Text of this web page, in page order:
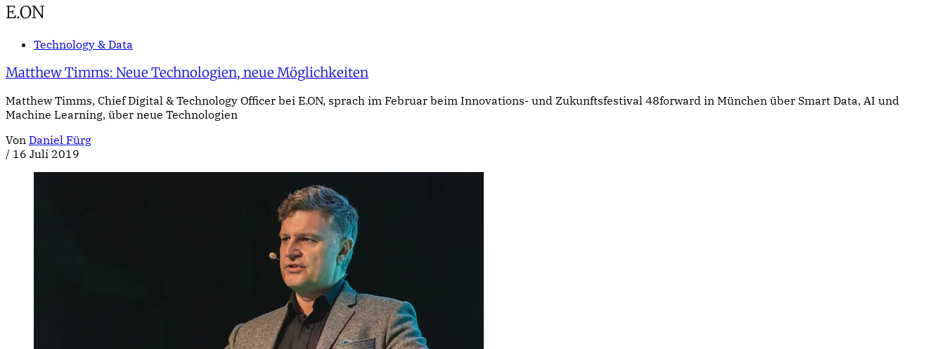
E.ON
Technology & Data
Matthew Timms: Neue Technologien, neue Möglichkeiten
Matthew Timms, Chief Digital & Technology Officer bei E.ON, sprach im Februar beim Innovations- und Zukunftsfestival 48forward in München über Smart Data, AI und
Machine Learning, über neue Technologien
Von Daniel Fürg
/ 16 Juli 2019